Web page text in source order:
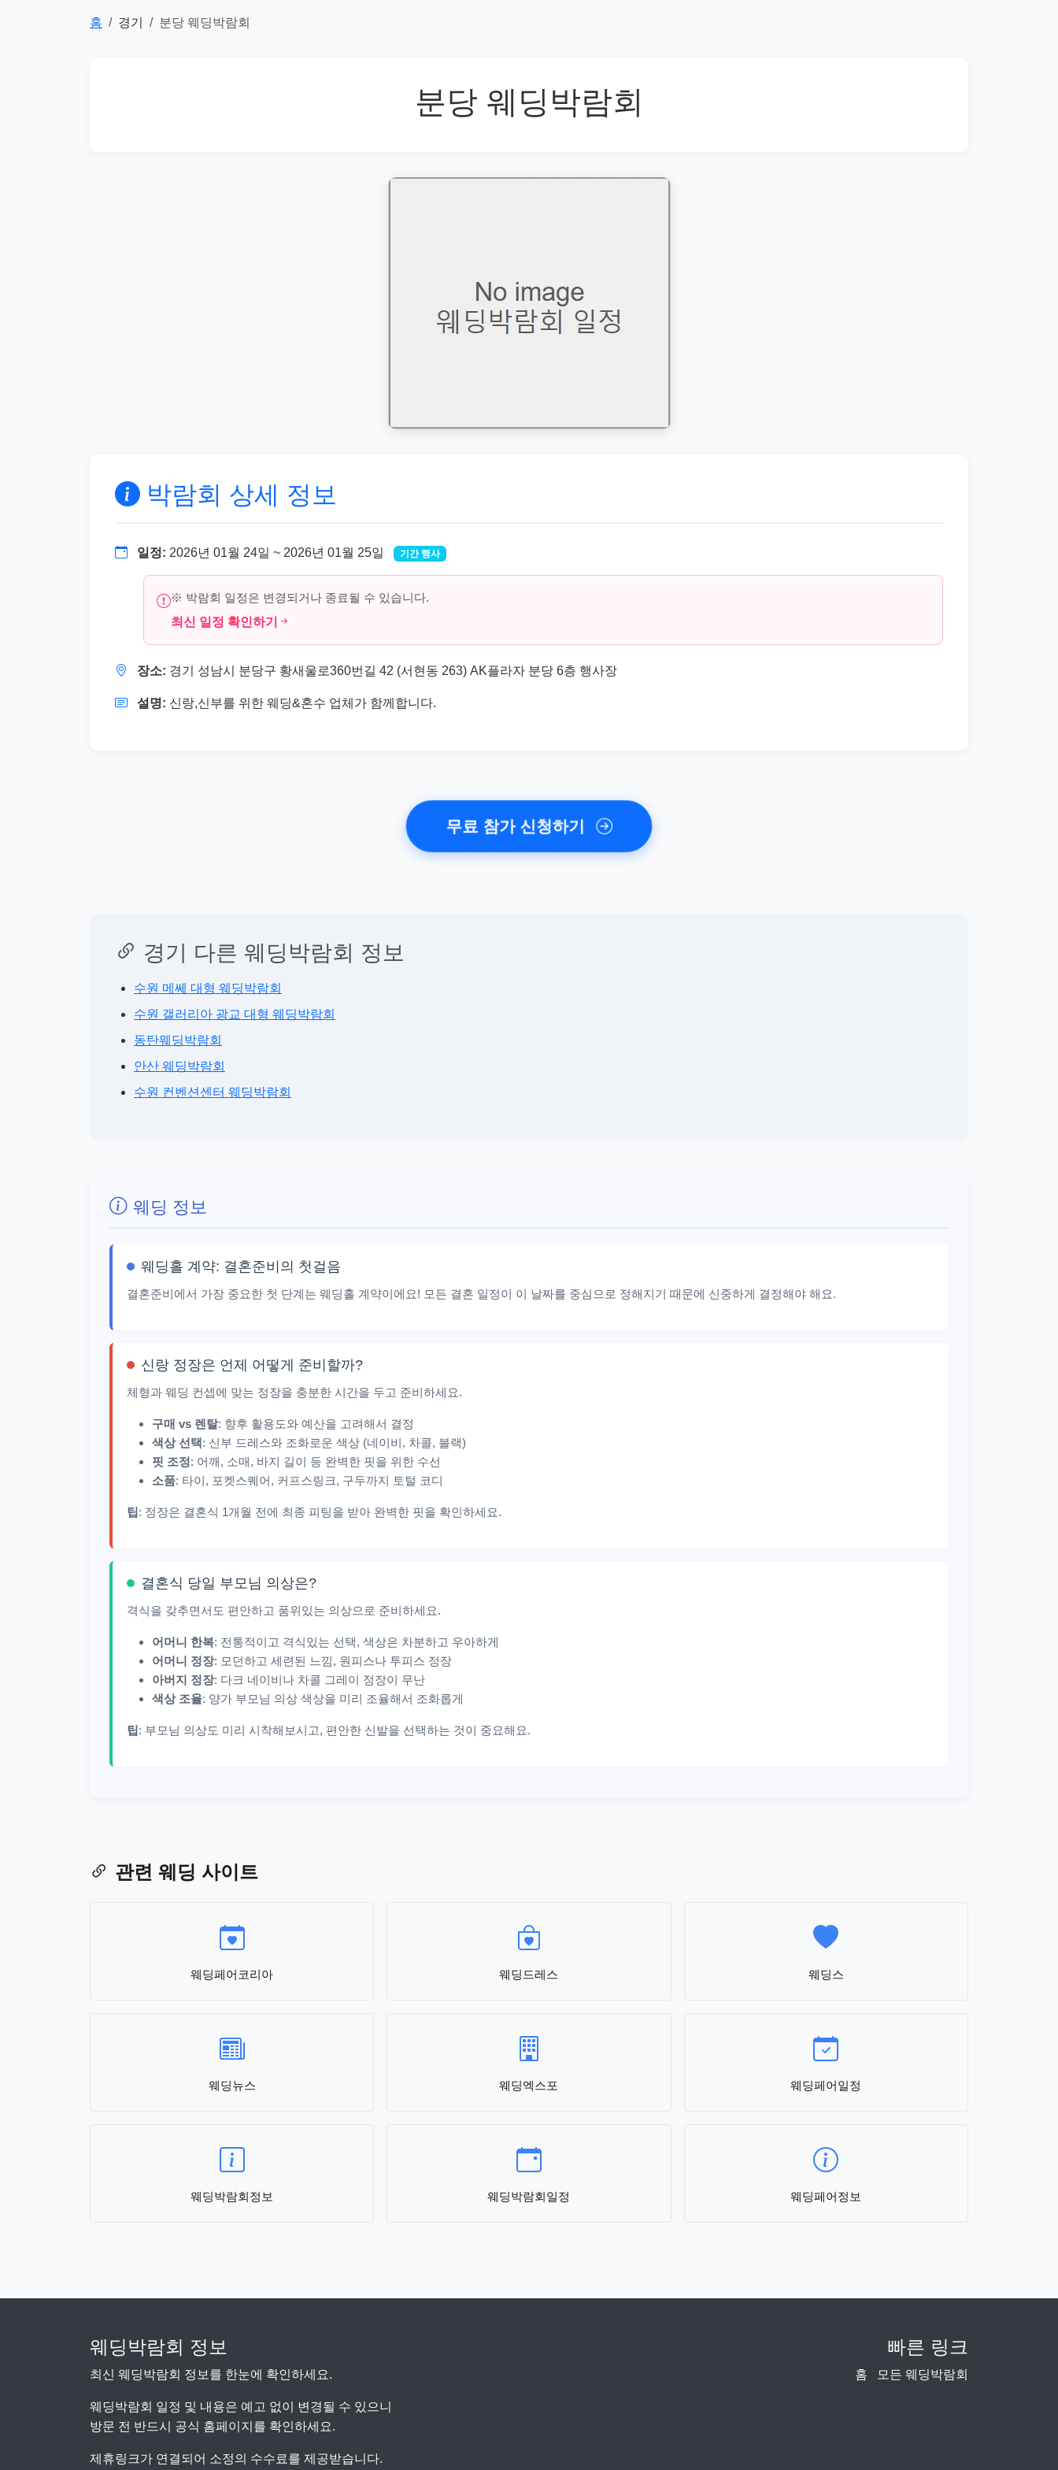
홈 경기 분당 웨딩박람회
분당 웨딩박람회
박람회 상세 정보
일정: 2026년 01월 24일 ~ 2026년 01월 25일 기간 행사
※ 박람회 일정은 변경되거나 종료될 수 있습니다.
최신 일정 확인하기
장소: 경기 성남시 분당구 황새울로360번길 42 (서현동 263) AK플라자 분당 6층 행사장
설명: 신랑,신부를 위한 웨딩&혼수 업체가 함께합니다.
무료 참가 신청하기
경기 다른 웨딩박람회 정보
수원 메쎄 대형 웨딩박람회
수원 갤러리아 광교 대형 웨딩박람회
동탄웨딩박람회
안산 웨딩박람회
수원 컨벤션센터 웨딩박람회
웨딩 정보
웨딩홀 계약: 결혼준비의 첫걸음
결혼준비에서 가장 중요한 첫 단계는 웨딩홀 계약이에요! 모든 결혼 일정이 이 날짜를 중심으로 정해지기 때문에 신중하게 결정해야 해요.
신랑 정장은 언제 어떻게 준비할까?
체형과 웨딩 컨셉에 맞는 정장을 충분한 시간을 두고 준비하세요.
구매 vs 렌탈: 향후 활용도와 예산을 고려해서 결정
색상 선택 : 신부 드레스와 조화로운 색상 (네이비, 차콜, 블랙)
핏 조정: 어깨, 소매, 바지 길이 등 완벽한 핏을 위한 수선
소품: 타이, 포켓스퀘어, 커프스링크, 구두까지 토털 코디
팁 : 정장은 결혼식 1개월 전에 최종 피팅을 받아 완벽한 핏을 확인하세요.
결혼식 당일 부모님 의상은?
격식을 갖추면서도 편안하고 품위있는 의상으로 준비하세요.
어머니 한복: 전통적이고 격식있는 선택, 색상은 차분하고 우아하게
어머니 정장: 모던하고 세련된 느낌, 원피스나 투피스 정장
아버지 정장: 다크 네이비나 차콜 그레이 정장이 무난
색상 조율: 양가 부모님 의상 색상을 미리 조율해서 조화롭게
팁 : 부모님 의상도 미리 시착해보시고, 편안한 신발을 선택하는 것이 중요해요.
관련 웨딩 사이트
웨딩페어코리아 웨딩드레스 웨딩스
웨딩뉴스 웨딩엑스포 웨딩페어일정
웨딩박람회정보 웨딩박람회일정 웨딩페어정보
웨딩박람회 정보
최신 웨딩박람회 정보를 한눈에 확인하세요.
웨딩박람회 일정 및 내용은 예고 없이 변경될 수 있으니
방문 전 반드시 공식 홈페이지를 확인하세요.
제휴링크가 연결되어 소정의 수수료를 제공받습니다.
빠른 링크
홈 모든 웨딩박람회